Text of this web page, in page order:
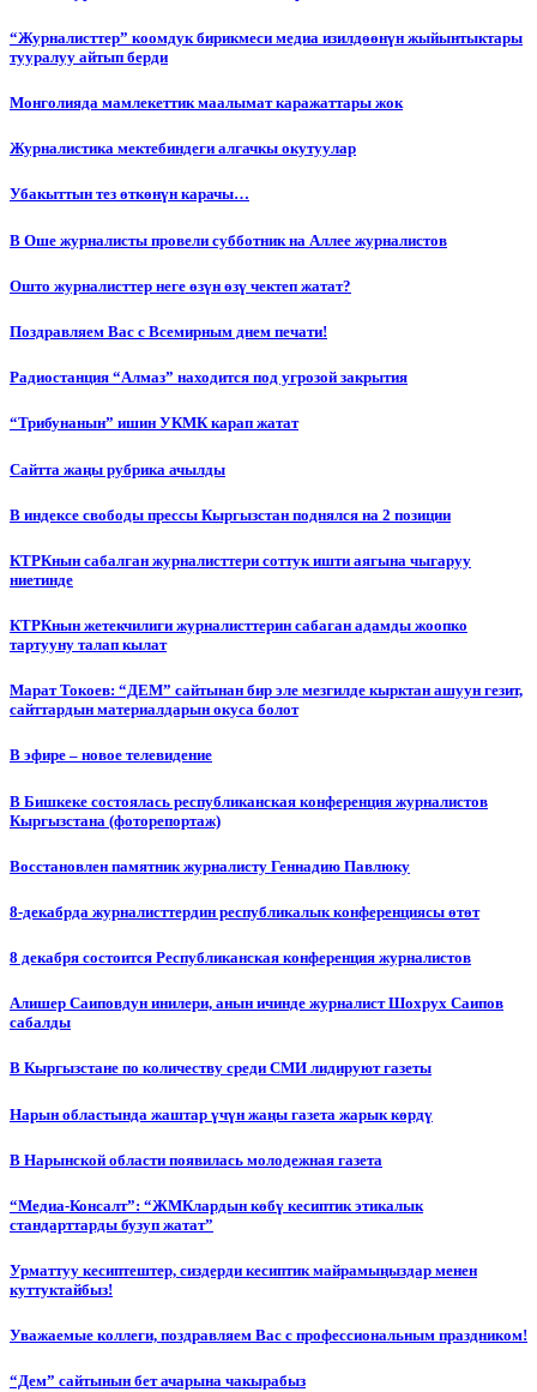
“Журналисттер” коомдук бирикмеси медиа изилдөөнүн жыйынтыктары
тууралуу айтып берди
Монголияда мамлекеттик маалымат каражаттары жок
Журналистика мектебиндеги алгачкы окутуулар
Убакыттын тез өткөнүн карачы…
В Оше журналисты провели субботник на Аллее журналистов
Ошто журналисттер неге өзүн өзү чектеп жатат?
Поздравляем Вас с Всемирным днем печати!
Радиостанция “Алмаз” находится под угрозой закрытия
“Трибунанын” ишин УКМК карап жатат
Сайтта жаңы рубрика ачылды
В индексе свободы прессы Кыргызстан поднялся на 2 позиции
КТРКнын сабалган журналисттери соттук ишти аягына чыгаруу
ниетинде
КТРКнын жетекчилиги журналисттерин сабаган адамды жоопко
тартууну талап кылат
Марат Токоев: “ДЕМ” сайтынан бир эле мезгилде кырктан ашуун гезит,
сайттардын материалдарын окуса болот
В эфире – новое телевидение
В Бишкеке состоялась республиканская конференция журналистов
Кыргызстана (фоторепортаж)
Восстановлен памятник журналисту Геннадию Павлюку
8-декабрда журналисттердин республикалык конференциясы өтөт
8 декабря состоится Республиканская конференция журналистов
Алишер Саиповдун инилери, анын ичинде журналист Шохрух Саипов
сабалды
В Кыргызстане по количеству среди СМИ лидируют газеты
Нарын областында жаштар үчүн жаңы газета жарык көрдү
В Нарынской области появилась молодежная газета
“Медиа-Консалт”: “ЖМКлардын көбү кесиптик этикалык
стандарттарды бузуп жатат”
Урматтуу кесиптештер, сиздерди кесиптик майрамыңыздар менен
куттуктайбыз!
Уважаемые коллеги, поздравляем Вас с профессиональным праздником!
“Дем” сайтынын бет ачарына чакырабыз